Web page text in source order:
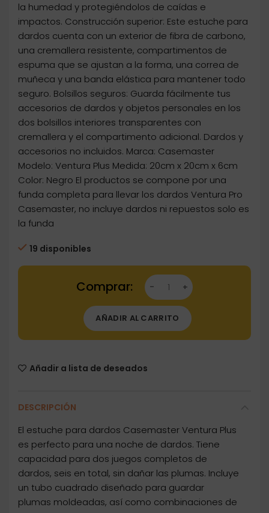
la humedad y protegiéndolos de caídas e
impactos. Construcción superior: Este estuche para
dardos cuenta con un exterior de fibra de carbono,
una cremallera resistente, compartimentos de
espuma que se ajustan a la forma, una correa de
muñeca y una banda elástica para mantener todo
seguro. Bolsillos seguros: Guarda fácilmente tus
accesorios de dardos y objetos personales en los
dos bolsillos interiores transparentes con
cremallera y el compartimento adicional. Dardos y
accesorios no incluidos. Marca: Casemaster
Modelo: Ventura Plus Medida: 20cm x 20cm x 6cm
Color: Negro El productos se compone por una
funda completa para llevar los dardos Ventura Pro
Casemaster, no incluye dardos ni repuestos solo es
la funda
19 disponibles
Dartstore Funda Dardos Casemaster
AÑADIR AL CARRITO
Añadir a lista de deseados
DESCRIPCIÓN
El estuche para dardos Casemaster Ventura Plus
es perfecto para una noche de dardos. Tiene
capacidad para dos juegos completos de
dardos, seis en total, sin dañar las plumas. Incluye
un tubo cuadrado diseñado para guardar
plumas moldeadas, así como combinaciones de